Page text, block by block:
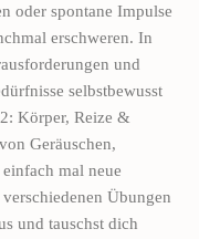
oder spontane Impulse
erschweren. In
und
selbstbewusst
Körper, Reize &
Geräuschen,
mal neue
Übungen
und tauschst dich